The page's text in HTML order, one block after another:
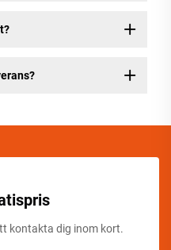
kontakta dig inom kort.